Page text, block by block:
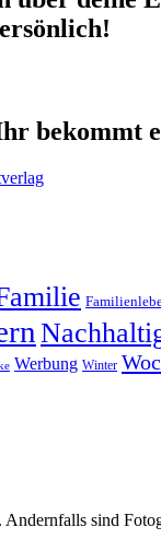
bekommt
Werbung Winter
sind